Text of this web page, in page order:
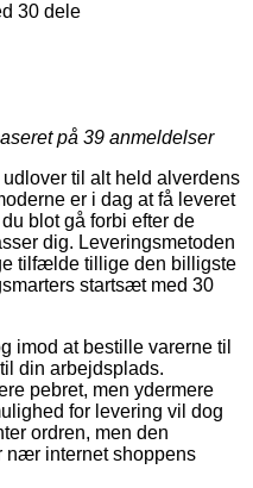
30 dele
på 39 anmeldelser
til alt held alverdens
er i dag at få leveret
blot gå forbi efter de
dig. Leveringsmetoden
tilfælde tillige den billigste
startsæt med 30
imod at bestille varerne til
din arbejdsplads.
pebret, men ydermere
for levering vil dog
ordren, men den
nær internet shoppens